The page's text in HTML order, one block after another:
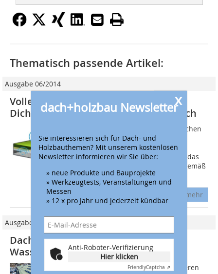
x
dach+holzbau Newsletter
Sie interessieren sich für Dach- und
Holzbauthemen? Mit unserem kostenlosen
Newsletter informieren wir Sie über:
» neue Produkte und Bauprojekte
» Werkzeugtests, Veranstaltungen und
Messen
» 12 x pro Jahr und jederzeit kündbar
Anti-Roboter-Verifizierung
Hier klicken
FriendlyCaptcha ⇗
Thematisch passende Artikel:
Ausgabe 06/2014
Volle Kontrolle:
Dichtigkeitsprüfmethoden im Vergleich
Undichtigkeiten bei Flachdächern machen
sich üblicherweise nicht durch
Wassereintritt ins Gebäude-innere
bemerkbar, solange die Dampfsperre das
Wasser zurückhält. Denn erfahrungsgemäß
ist die...
mehr
Ausgabe 04/2019
Dachabdichtung und Dämmung für
Wasserwelt Rulantica
Um dieses einzigartige Projekt realisieren